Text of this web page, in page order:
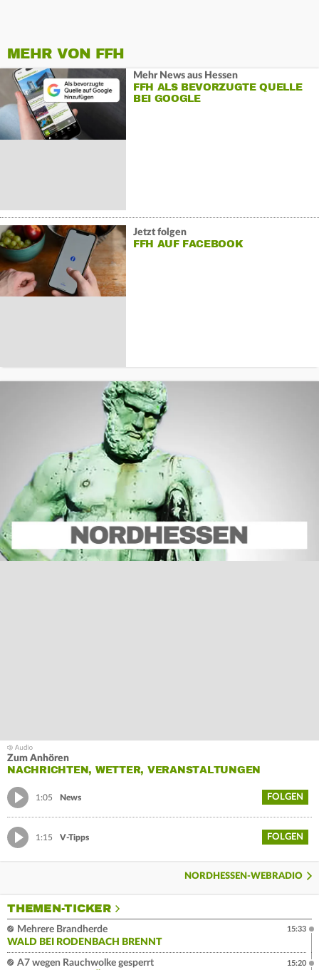
MEHR VON FFH
Mehr News aus Hessen
FFH ALS BEVORZUGTE QUELLE
BEI GOOGLE
Jetzt folgen
FFH AUF FACEBOOK
Zum Anhören
NACHRICHTEN, WETTER, VERANSTALTUNGEN
1:05 News FOLGEN
1:15 V-Tipps FOLGEN
NORDHESSEN-WEBRADIO
THEMEN-TICKER
Mehrere Brandherde
WALD BEI RODENBACH BRENNT
15:33
A7 wegen Rauchwolke gesperrt
15:20